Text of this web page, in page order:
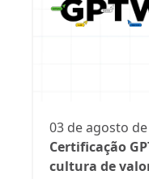
03 de agosto
Certificação
cultura de